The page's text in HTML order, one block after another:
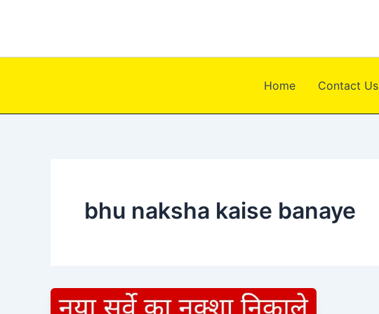
Home Contact Us
bhu naksha kaise banaye